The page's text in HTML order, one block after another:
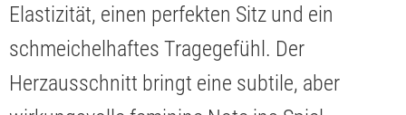
Elastizität, einen perfekten Sitz und ein
schmeichelhaftes Tragegefühl. Der
Herzausschnitt bringt eine subtile, aber